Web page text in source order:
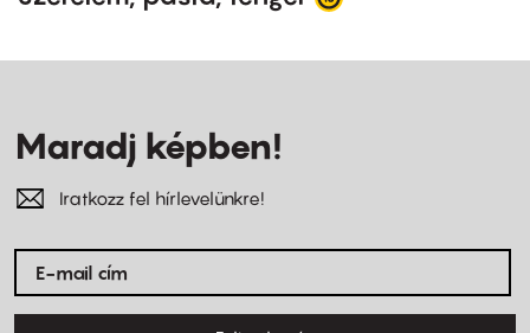
Maradj képben!
Iratkozz fel hírlevelünkre!